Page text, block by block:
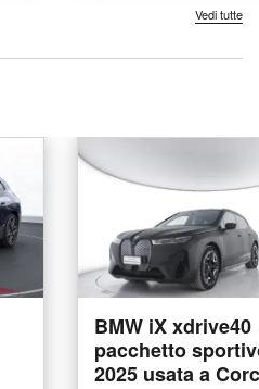
Vedi tutte
BMW iX xdrive40
pacchetto
2025 usata a